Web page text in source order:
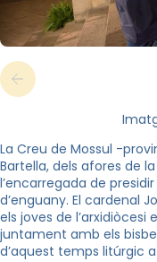
La Creu de Mossul -
Bartella, dels afores de
l’encarregada de
d’enguany. El cardenal
els joves de
juntament amb els
d’aquest temps litúrgic